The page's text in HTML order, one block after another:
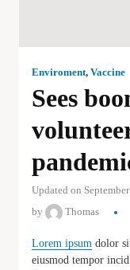
Enviroment, Vaccine
Sees
Updated on
by
Thomas
Lorem ipsum dolor
eiusmod tempor